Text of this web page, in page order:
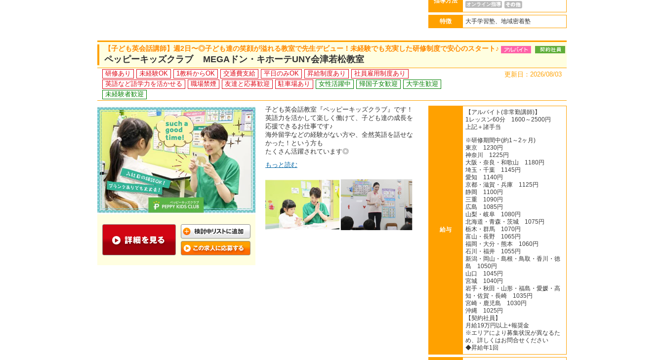
オンライン指導
特徴 大手学習塾、地域密着塾
【子ども英会話講師】週2日〜◎子ども達の笑顔が溢れる教室で先生デビュー！未経験でも充実した研修制度で安心のスタート♪
ペッピーキッズクラブ MEGAドン・キホーテUNY会津若松教室
研修あり 未経験OK 1教科からOK 交通費支給 平日のみOK 昇給制度あり
社員雇用制度あり
英語など語学力を活かせる
職場禁煙 友達と応募歓迎 駐車場あり 女性活躍中 帰国子女歓迎
大学生歓迎
未経験者歓迎
更新日：2026/08/03
子ども英会話教室『ペッピーキッズクラブ』です！
英語力を活かして楽しく働けて、子ども達の成長を
応援できるお仕事です♪
海外留学などの経験がない方や、全然英語を話せな
かった！という方も
たくさん活躍されています◎
もっと読む
給与
【アルバイト(非常勤講師)】
1レッスン60分 1600～2500円
上記＋諸手当
※研修期間中(約1～2ヶ月)
東京 1230円
神奈川 1225円
大阪・奈良・和歌山 1180円
埼玉・千葉 1145円
愛知 1140円
京都・滋賀・兵庫 1125円
静岡 1100円
三重 1090円
広島 1085円
山梨・岐阜 1080円
北海道・青森・茨城 1075円
栃木・群馬 1070円
富山・長野 1065円
福岡・大分・熊本 1060円
石川・福井 1055円
新潟・岡山・島根・鳥取・香川・徳
島 1050円
山口 1045円
宮城 1040円
岩手・秋田・山形・福島・愛媛・高
知・佐賀・長崎 1035円
宮崎・鹿児島 1030円
沖縄 1025円
【契約社員】
月給19万円以上+報奨金
※エリアにより募集状況が異なるた
め、詳しくはお問合せください
◆昇給年1回